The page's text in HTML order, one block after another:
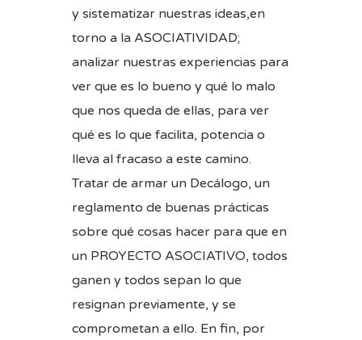
y sistematizar nuestras ideas,en
torno a la ASOCIATIVIDAD;
analizar nuestras experiencias para
ver que es lo bueno y qué lo malo
que nos queda de ellas, para ver
qué es lo que facilita, potencia o
lleva al fracaso a este camino.
Tratar de armar un Decálogo, un
reglamento de buenas prácticas
sobre qué cosas hacer para que en
un PROYECTO ASOCIATIVO, todos
ganen y todos sepan lo que
resignan previamente, y se
comprometan a ello. En fin, por